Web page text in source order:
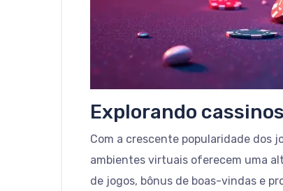
Explorando
Com a crescente popularidade dos
ambientes virtuais oferecem uma
de jogos, bônus de boas-vindas e